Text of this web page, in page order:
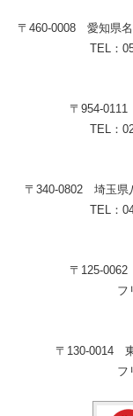
〒460-0008 愛知県
TEL：
〒954-
TEL：
〒340-0802 埼玉県
TEL：
〒125-
フ
〒130-0014
フ